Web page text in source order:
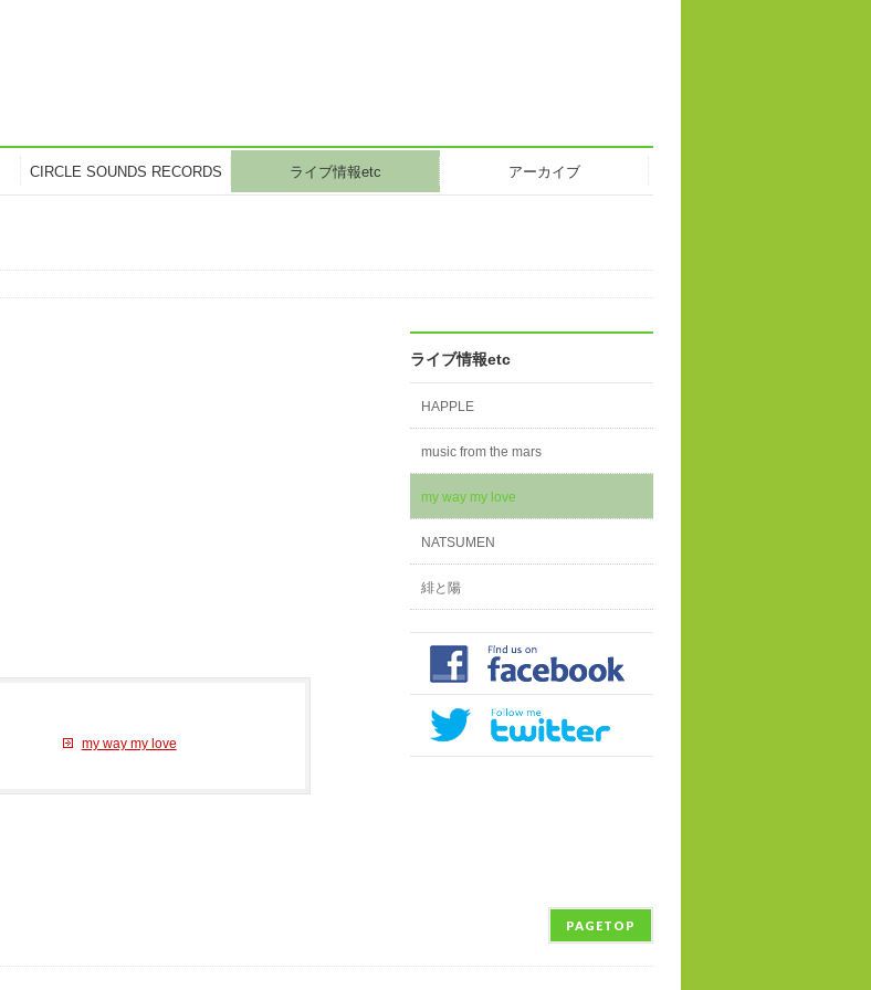
CIRCLE SOUNDS RECORDS ライブ情報etc アーカイブ
my way my love
ライブ情報etc
HAPPLE
music from the mars
my way my love
NATSUMEN
緋と陽
PAGETOP